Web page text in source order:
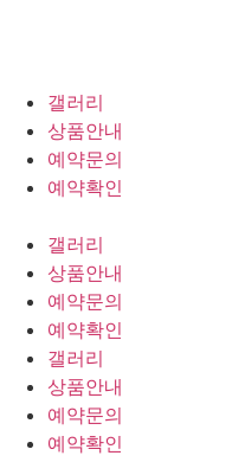
갤러리
상품안내
예약문의
예약확인
갤러리
상품안내
예약문의
예약확인
갤러리
상품안내
예약문의
예약확인